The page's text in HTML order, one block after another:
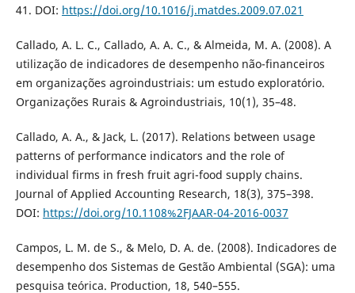
41. DOI: https://doi.org/10.1016/j.matdes.2009.07.021
Callado, A. L. C., Callado, A. A. C., & Almeida, M. A. (2008). A
utilização de indicadores de desempenho não-financeiros
em organizações agroindustriais: um estudo exploratório.
Organizações Rurais & Agroindustriais, 10(1), 35–48.
Callado, A. A., & Jack, L. (2017). Relations between usage
patterns of performance indicators and the role of
individual firms in fresh fruit agri-food supply chains.
Journal of Applied Accounting Research, 18(3), 375–398.
DOI: https://doi.org/10.1108%2FJAAR-04-2016-0037
Campos, L. M. de S., & Melo, D. A. de. (2008). Indicadores de
desempenho dos Sistemas de Gestão Ambiental (SGA): uma
pesquisa teórica. Production, 18, 540–555.